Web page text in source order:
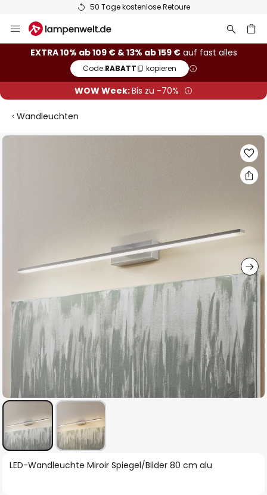
50 Tage kostenlose Retoure
Inhalt
springen
EXTRA 10% ab 109 € & 13% ab 159 €auf fast alles
Code:RABATT kopieren
WOW Week:Bis zu -70%
Wandleuchten
Zum
Zum
LED-Wandleuchte Miroir Spiegel/Bilder 80 cm alu